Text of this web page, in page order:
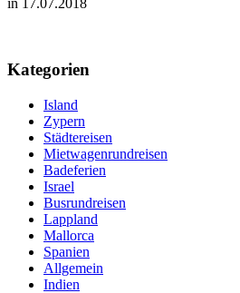
in 17.07.2018
Kategorien
Island
Zypern
Städtereisen
Mietwagenrundreisen
Badeferien
Israel
Busrundreisen
Lappland
Mallorca
Spanien
Allgemein
Indien